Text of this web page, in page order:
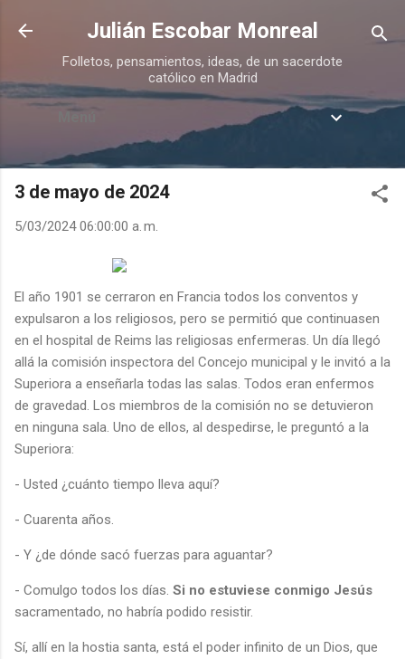
Ir al contenido principal
Julián Escobar Monreal
Folletos, pensamientos, ideas, de un sacerdote
católico en Madrid
Menú
3 de mayo de 2024
5/03/2024 06:00:00 a. m.
El año 1901 se cerraron en Francia todos los conventos y
expulsaron a los religiosos, pero se permitió que continuasen
en el hospital de Reims las religiosas enfermeras. Un día llegó
allá la comisión inspectora del Concejo municipal y le invitó a la
Superiora a enseñarla todas las salas. Todos eran enfermos
de gravedad. Los miembros de la comisión no se detuvieron
en ninguna sala. Uno de ellos, al despedirse, le preguntó a la
Superiora:
- Usted ¿cuánto tiempo lleva aquí?
- Cuarenta años.
- Y ¿de dónde sacó fuerzas para aguantar?
- Comulgo todos los días. Si no estuviese conmigo Jesús
sacramentado, no habría podido resistir.
Sí, allí en la hostia santa, está el poder infinito de un Dios, que